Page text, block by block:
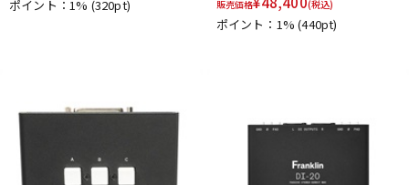
ポイント：1% (320pt) 販売価格 (税込)
ポイント：1%(440pt)